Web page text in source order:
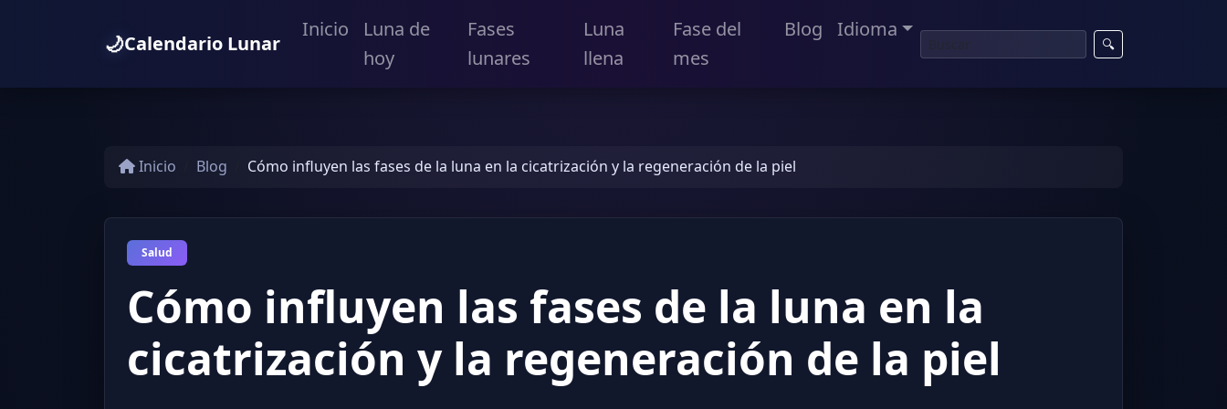
🌙Calendario Lunar
Inicio
Luna de
hoy
Fases
lunares
Luna
llena
Fase del
mes
Blog Idioma
🔍
Inicio Blog Cómo influyen las fases de la luna en la cicatrización y la regeneración de la piel
Salud
Cómo influyen las fases de la luna en la
cicatrización y la regeneración de la piel